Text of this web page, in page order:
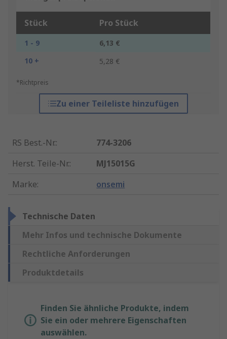
Stück Pro Stück
1 - 9
6,13 €
10 +
5,28 €
*Richtpreis
Zu einer Teileliste hinzufügen
RS Best.-Nr.:
774-3206
Herst. Teile-Nr.:
MJ15015G
Marke: onsemi
Technische Daten
Mehr Infos und technische Dokumente
Rechtliche Anforderungen
Produktdetails
Finden Sie ähnliche Produkte, indem
Sie ein oder mehrere Eigenschaften
auswählen.